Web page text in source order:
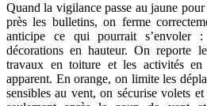
Quand la vigilance passe au jaune
près les bulletins, on ferme
anticipe ce qui pourrait s’envoler :
décorations en hauteur. On reporte
travaux en toiture et les activités
apparent. En orange, on limite les
sensibles au vent, on sécurise volets